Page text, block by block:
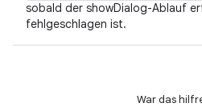
sobald der showDialog-Ablauf
fehlgeschlagen ist.
War das